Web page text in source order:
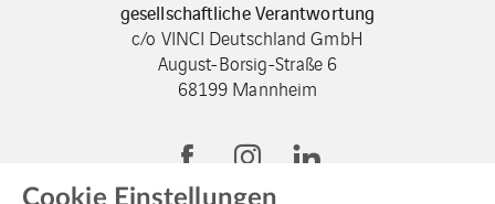
gesellschaftliche Verantwortung
c/o VINCI Deutschland GmbH
August-Borsig-Straße 6
68199 Mannheim
Cookie Einstellungen